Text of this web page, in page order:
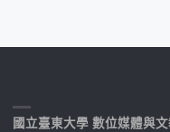
國立臺東大學 數位媒體與